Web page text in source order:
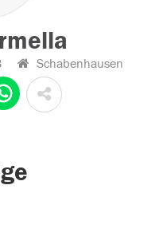
Schabenhausen